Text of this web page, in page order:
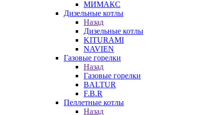
МИМАКС
Дизельные котлы
Назад
Дизельные котлы
KITURAMI
NAVIEN
Газовые горелки
Назад
Газовые горелки
BALTUR
F.B.R
Пеллетные котлы
Назад